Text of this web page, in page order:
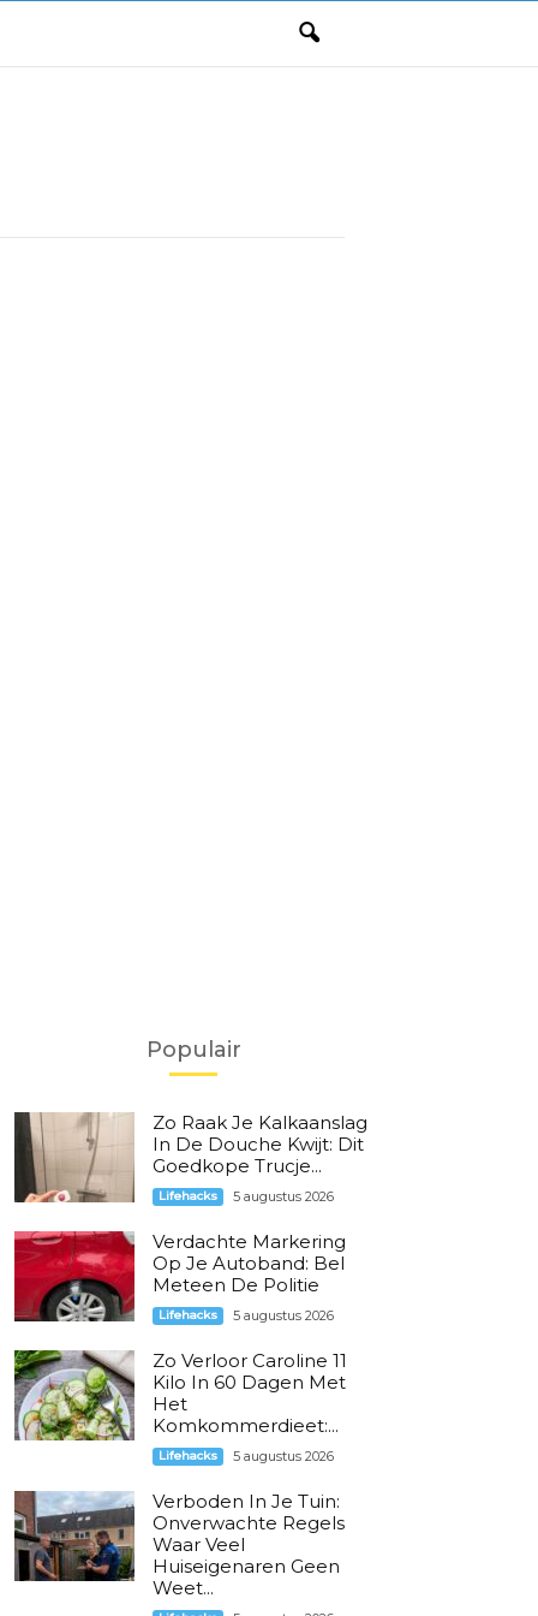
Populair
Zo Raak Je Kalkaanslag
In De Douche Kwijt: Dit
Goedkope Trucje...
Lifehacks 5 augustus 2026
Verdachte Markering
Op Je Autoband: Bel
Meteen De Politie
Lifehacks 5 augustus 2026
Zo Verloor Caroline 11
Kilo In 60 Dagen Met
Het
Komkommerdieet:...
Lifehacks 5 augustus 2026
Verboden In Je Tuin:
Onverwachte Regels
Waar Veel
Huiseigenaren Geen
Weet...